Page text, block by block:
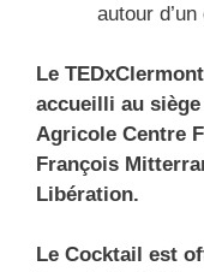
autour
Le
accueilli au
Agricole Centre
François
Libération.
Le Cocktail est